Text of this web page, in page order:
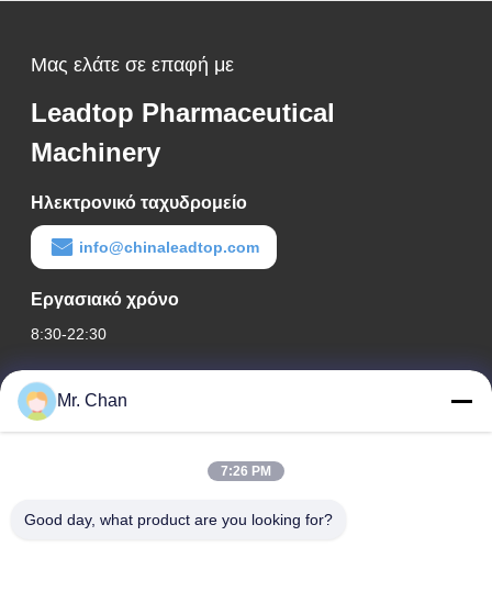
Μας ελάτε σε επαφή με
Leadtop Pharmaceutical
Machinery
Ηλεκτρονικό ταχυδρομείο
info@chinaleadtop.com
Εργασιακό χρόνο
8:30-22:30
Η διεύθυνσή μας
Διεύθυνση εταιρείας
Διεύθυνση εργοστασίου
Mr. Chan
7:26 PM
Good day, what product are you looking for?